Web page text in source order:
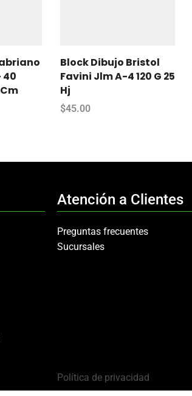
40
Block Dibujo Bristol
Favini Jlm A-4 120 G 25
Hj
$45.00
Atención a Clientes
Preguntas frecuentes
Sucursales
Política de privacidad